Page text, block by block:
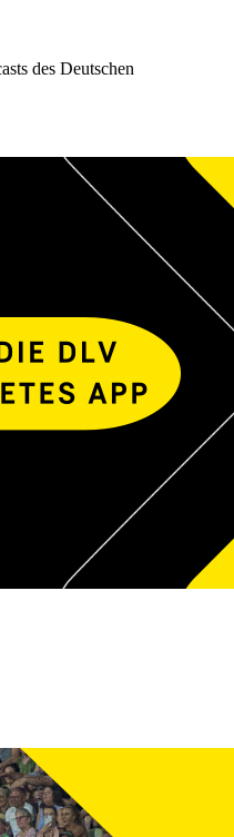
des Deutschen